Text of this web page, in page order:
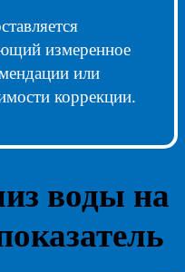
измеренное
или
коррекции.
воды на